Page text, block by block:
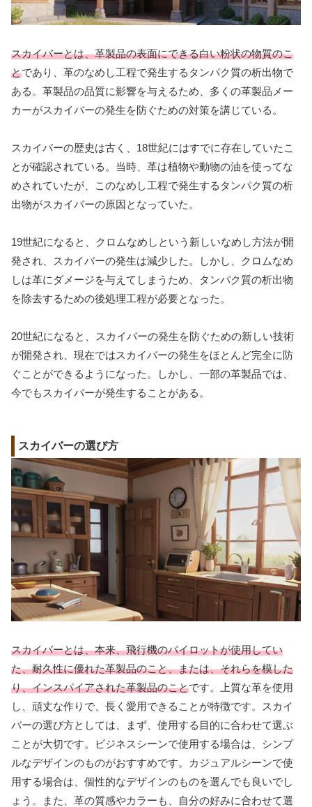
スカイバーとは、革製品の表面にできる白い粉状の物質のこ
とであり、革のなめし工程で発生するタンパク質の析出物で
ある。革製品の品質に影響を与えるため、多くの革製品メー
カーがスカイバーの発生を防ぐための対策を講じている。
スカイバーの歴史は古く、18世紀にはすでに存在していたこ
とが確認されている。当時、革は植物や動物の油を使ってな
めされていたが、このなめし工程で発生するタンパク質の析
出物がスカイバーの原因となっていた。
19世紀になると、クロムなめしという新しいなめし方法が開
発され、スカイバーの発生は減少した。しかし、クロムなめ
しは革にダメージを与えてしまうため、タンパク質の析出物
を除去するための後処理工程が必要となった。
20世紀になると、スカイバーの発生を防ぐための新しい技術
が開発され、現在ではスカイバーの発生をほとんど完全に防
ぐことができるようになった。しかし、一部の革製品では、
今でもスカイバーが発生することがある。
スカイバーの選び方
スカイバーとは、本来、飛行機のパイロットが使用してい
た、耐久性に優れた革製品のこと、または、それらを模した
り、インスパイアされた革製品のことです。上質な革を使用
し、頑丈な作りで、長く愛用できることが特徴です。スカイ
バーの選び方としては、まず、使用する目的に合わせて選ぶ
ことが大切です。ビジネスシーンで使用する場合は、シンプ
ルなデザインのものがおすすめです。カジュアルシーンで使
用する場合は、個性的なデザインのものを選んでも良いでし
ょう。また、革の質感やカラーも、自分の好みに合わせて選